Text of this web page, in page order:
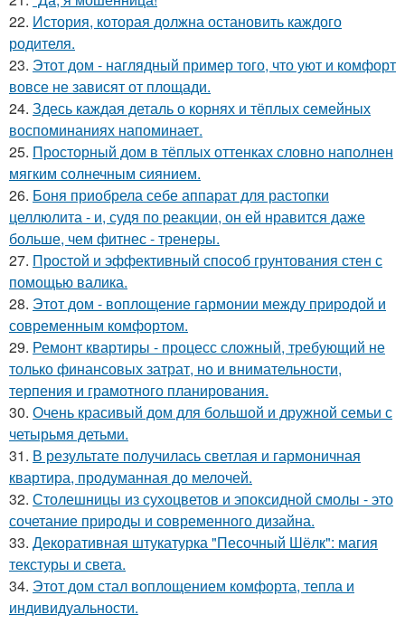
22. История, которая должна остановить каждого
родителя.
23. Этот дом - наглядный пример того, что уют и комфорт
вовсе не зависят от площади.
24. Здесь каждая деталь о корнях и тёплых семейных
воспоминаниях напоминает.
25. Просторный дом в тёплых оттенках словно наполнен
мягким солнечным сиянием.
26. Боня приобрела себе аппарат для растопки
целлюлита - и, судя по реакции, он ей нравится даже
больше, чем фитнес - тренеры.
27. Простой и эффективный способ грунтования стен с
помощью валика.
28. Этот дом - воплощение гармонии между природой и
современным комфортом.
29. Ремонт квартиры - процесс сложный, требующий не
только финансовых затрат, но и внимательности,
терпения и грамотного планирования.
30. Очень красивый дом для большой и дружной семьи с
четырьмя детьми.
31. В результате получилась светлая и гармоничная
квартира, продуманная до мелочей.
32. Столешницы из сухоцветов и эпоксидной смолы - это
сочетание природы и современного дизайна.
33. Декоративная штукатурка "Песочный Шёлк": магия
текстуры и света.
34. Этот дом стал воплощением комфорта, тепла и
индивидуальности.